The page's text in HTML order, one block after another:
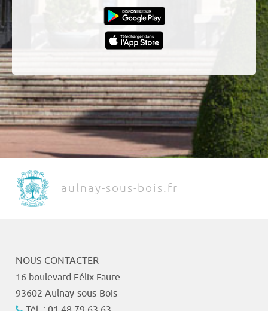
aulnay-sous-bois.fr
NOUS CONTACTER
16 boulevard Félix Faure
93602 Aulnay-sous-Bois